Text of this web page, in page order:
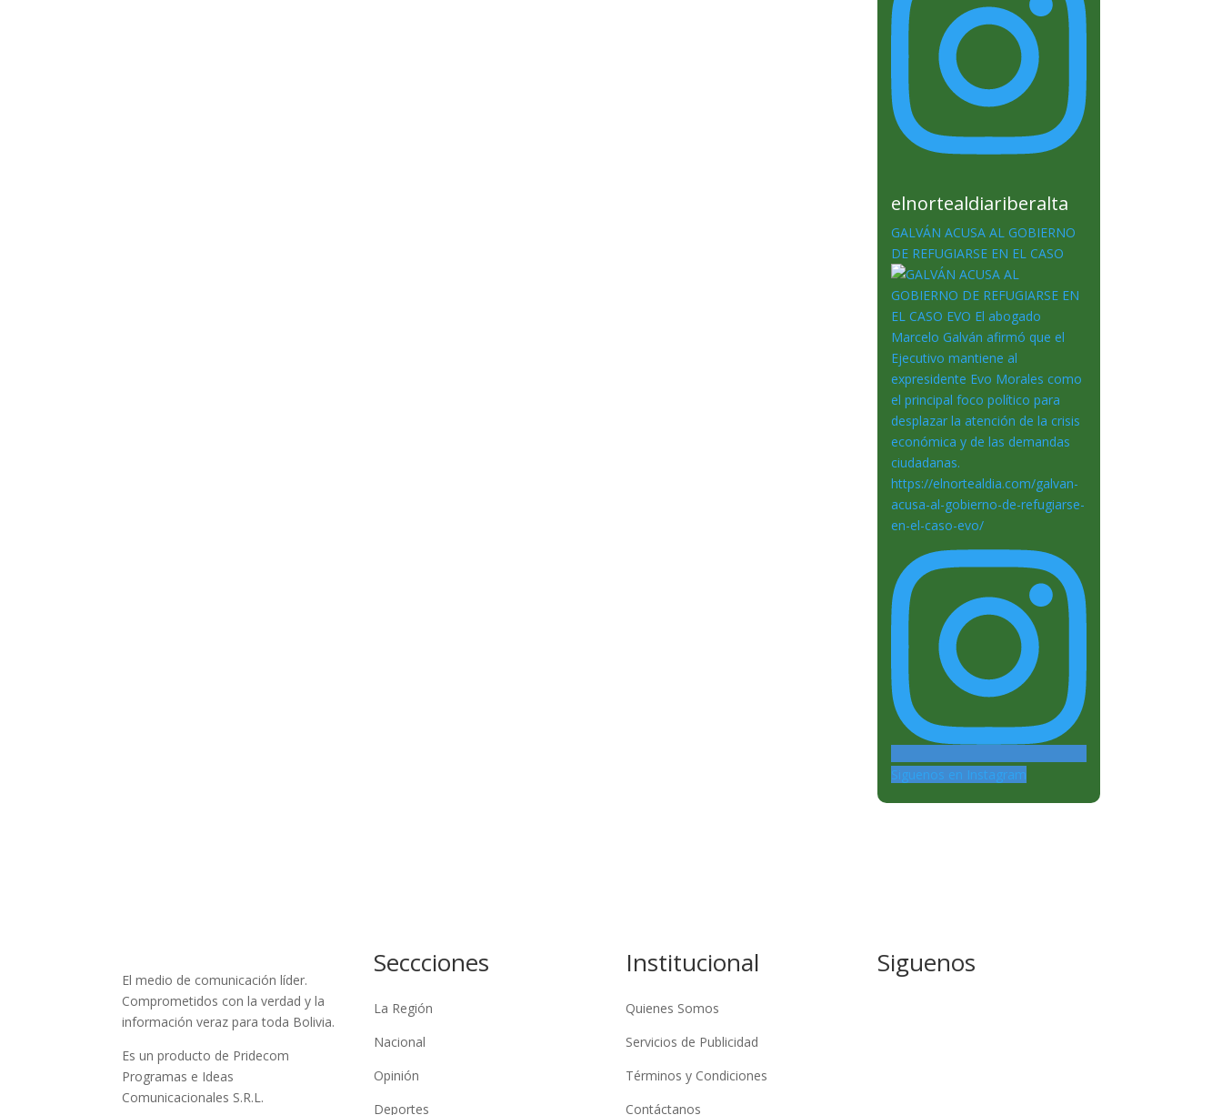
elnortealdiariberalta
GALVÁN ACUSA AL GOBIERNO
DE REFUGIARSE EN EL CASO
Siguenos en Instagram
El medio de comunicación líder.
Comprometidos con la verdad y la
información veraz para toda Bolivia.
Es un producto de Pridecom
Programas e Ideas
Comunicacionales S.R.L.
Seccciones
La Región
Nacional
Opinión
Deportes
Institucional
Quienes Somos
Servicios de Publicidad
Términos y Condiciones
Contáctanos
Siguenos